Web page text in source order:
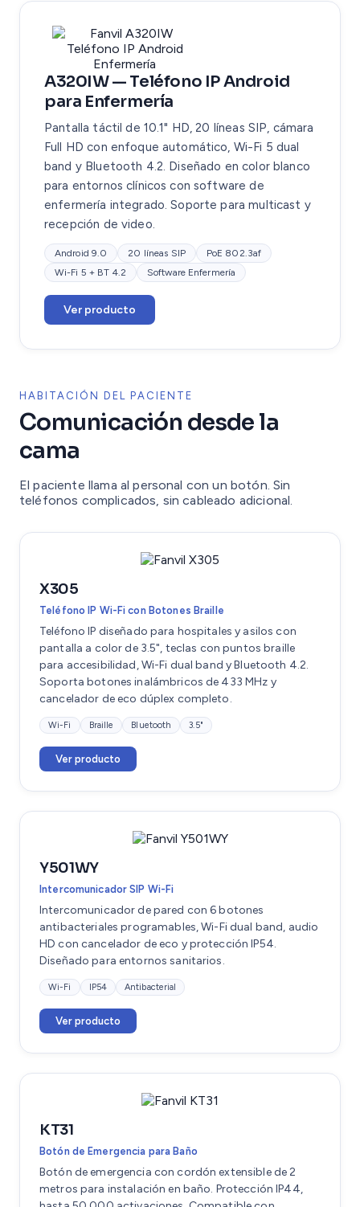
A320IW — Teléfono IP Android
para Enfermería
Pantalla táctil de 10.1" HD, 20 líneas SIP, cámara
Full HD con enfoque automático, Wi-Fi 5 dual
band y Bluetooth 4.2. Diseñado en color blanco
para entornos clínicos con software de
enfermería integrado. Soporte para multicast y
recepción de video.
Android 9.0 20 líneas SIP
PoE 802.3af
Wi-Fi 5 + BT 4.2
Software Enfermería
Ver producto
HABITACIÓN DEL PACIENTE
Comunicación desde la
cama
El paciente llama al personal con un botón. Sin
teléfonos complicados, sin cableado adicional.
X305
Teléfono IP Wi-Fi con Botones Braille
Teléfono IP diseñado para hospitales y asilos con
pantalla a color de 3.5", teclas con puntos braille
para accesibilidad, Wi-Fi dual band y Bluetooth 4.2.
Soporta botones inalámbricos de 433 MHz y
cancelador de eco dúplex completo.
Wi-Fi Braille Bluetooth 3.5"
Ver producto
Y501WY
Intercomunicador SIP Wi-Fi
Intercomunicador de pared con 6 botones
antibacteriales programables, Wi-Fi dual band, audio
HD con cancelador de eco y protección IP54.
Diseñado para entornos sanitarios.
Wi-Fi IP54 Antibacterial
Ver producto
KT31
Botón de Emergencia para Baño
Botón de emergencia con cordón extensible de 2
metros para instalación en baño. Protección IP44,